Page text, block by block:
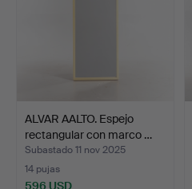
ALVAR AALTO. Espejo
rectangular con marco …
Subastado 11 nov 2025
14 pujas
596 USD